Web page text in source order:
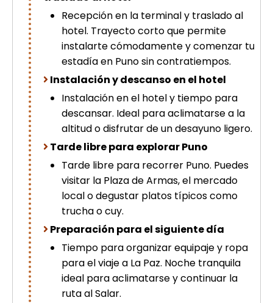
Recepción en la terminal y traslado al
hotel. Trayecto corto que permite
instalarte cómodamente y comenzar tu
estadía en Puno sin contratiempos.
Instalación y descanso en el hotel
Instalación en el hotel y tiempo para
descansar. Ideal para aclimatarse a la
altitud o disfrutar de un desayuno ligero.
Tarde libre para explorar Puno
Tarde libre para recorrer Puno. Puedes
visitar la Plaza de Armas, el mercado
local o degustar platos típicos como
trucha o cuy.
Preparación para el siguiente día
Tiempo para organizar equipaje y ropa
para el viaje a La Paz. Noche tranquila
ideal para aclimatarse y continuar la
ruta al Salar.